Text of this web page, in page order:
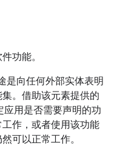
功能。
是向任何外部实体表明
。借助该元素提供的
应用是否需要声明的功
作，或者使用该功能
可以正常工作。